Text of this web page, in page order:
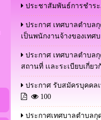
ประชาสัมพันธ์การชำระ
ประกาศ เทศบาลตำบลกุ
เป็นพนักงานจ้างของเทศ
ประกาศ เทศบาลตำบลกุ
สถานที่ เเละระเบียบเกี่ย
ประกาศ รับสมัครบุคคล
100
ประกาศเทศบาลตำบลกุ